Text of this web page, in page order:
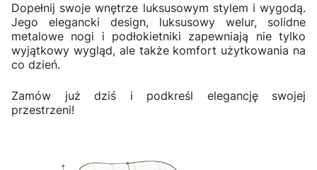
Dopełnij swoje wnętrze luksusowym stylem i wygodą.
Jego elegancki design, luksusowy welur, solidne
metalowe nogi i podłokietniki zapewniają nie tylko
wyjątkowy wygląd, ale także komfort użytkowania na
co dzień.
Zamów już dziś i podkreśl elegancję swojej
przestrzeni!